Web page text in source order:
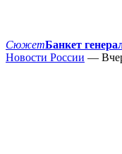
СюжетБанкет
Новости России —